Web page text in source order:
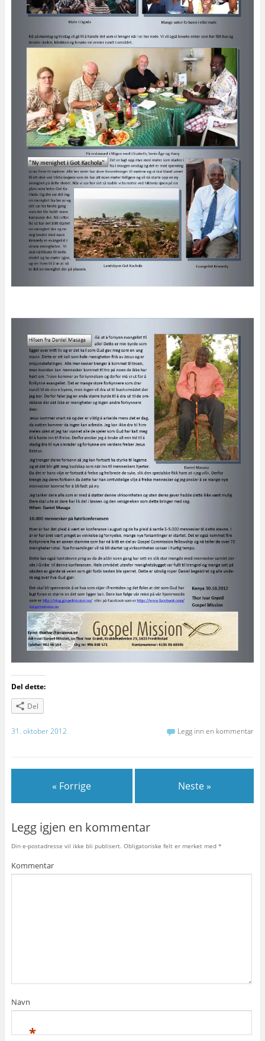
Del dette:
Del
31. oktober 2012 Legg inn en kommentar
« Forrige Neste »
Legg igjen en kommentar
Din e-postadresse vil ikke bli publisert. Obligatoriske felt er merket med *
Kommentar
Navn
*